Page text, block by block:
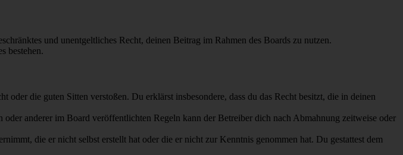
und unentgeltliches Recht, deinen Beitrag im Rahmen des Boards zu nutzen.
bestehen.
die guten Sitten verstoßen. Du erklärst insbesondere, dass du das Recht besitzt, die in deinen
anderer im Board veröffentlichten Regeln kann der Betreiber dich nach Abmahnung zeitweise oder
die er nicht selbst erstellt hat oder die er nicht zur Kenntnis genommen hat. Du gestattest dem